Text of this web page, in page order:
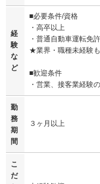
経
験
な
ど
■必要条件/資格
・高卒以上
・普通自動車運転免許
★業界・職種未経験
■歓迎条件
・営業、接客業経験
勤
務
期
間
３ヶ月以上
こ
だ